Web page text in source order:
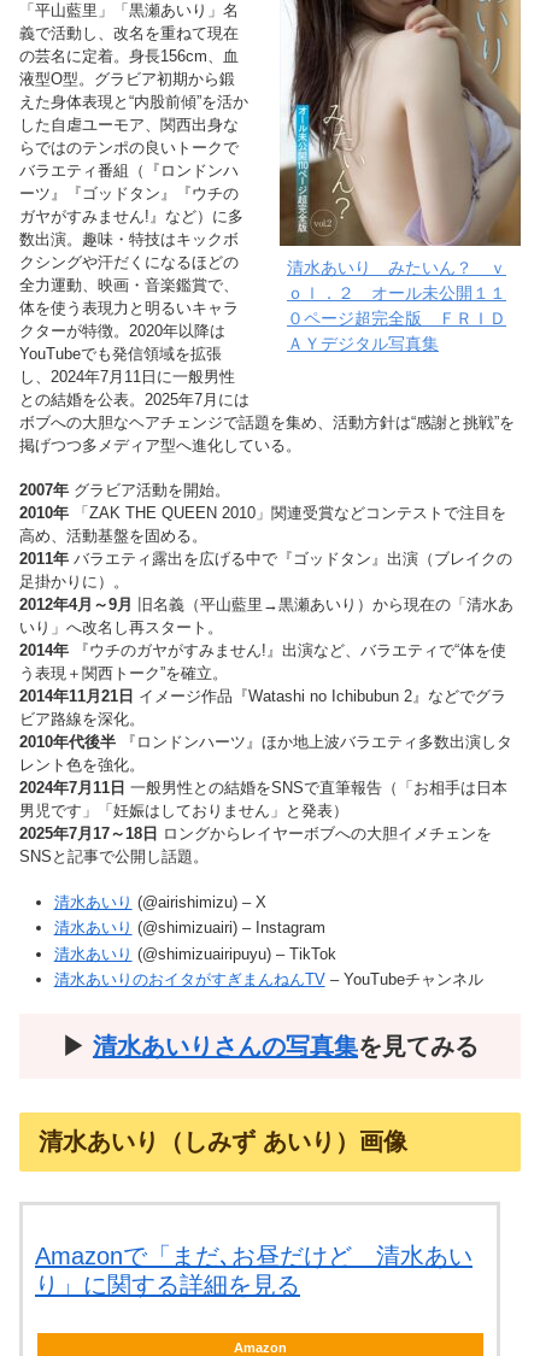
清水あいり みたいん？ ｖ
ｏｌ．２ オール未公開１１
０ページ超完全版 ＦＲＩＤ
ＡＹデジタル写真集
「平山藍里」「黒瀬あいり」名
義で活動し、改名を重ねて現在
の芸名に定着。身長156cm、血
液型O型。グラビア初期から鍛
えた身体表現と“内股前傾”を活か
した自虐ユーモア、関西出身な
らではのテンポの良いトークで
バラエティ番組（『ロンドンハ
ーツ』『ゴッドタン』『ウチの
ガヤがすみません!』など）に多
数出演。趣味・特技はキックボ
クシングや汗だくになるほどの
全力運動、映画・音楽鑑賞で、
体を使う表現力と明るいキャラ
クターが特徴。2020年以降は
YouTubeでも発信領域を拡張
し、2024年7月11日に一般男性
との結婚を公表。2025年7月には
ボブへの大胆なヘアチェンジで話題を集め、活動方針は“感謝と挑戦”を
掲げつつ多メディア型へ進化している。
2007年 グラビア活動を開始。
2010年 「ZAK THE QUEEN 2010」関連受賞などコンテストで注目を
高め、活動基盤を固める。
2011年 バラエティ露出を広げる中で『ゴッドタン』出演（ブレイクの
足掛かりに）。
2012年4月～9月
旧名義（平山藍里→黒瀬あいり）から現在の「清水あ
いり」へ改名し再スタート。
2014年 『ウチのガヤがすみません!』出演など、バラエティで“体を使
う表現＋関西トーク”を確立。
2014年11月21日 イメージ作品『Watashi no Ichibubun 2』などでグラ
ビア路線を深化。
2010年代後半 『ロンドンハーツ』ほか地上波バラエティ多数出演しタ
レント色を強化。
2024年7月11日 一般男性との結婚をSNSで直筆報告（「お相手は日本
男児です」「妊娠はしておりません」と発表）
2025年7月17～18日 ロングからレイヤーボブへの大胆イメチェンを
SNSと記事で公開し話題。
清水あいり (@airishimizu) – X
清水あいり (@shimizuairi) – Instagram
清水あいり (@shimizuairipuyu) – TikTok
清水あいりのおイタがすぎまんねんTV– YouTubeチャンネル
▶︎ 清水あいりさんの写真集を見てみる
清水あいり（しみず あいり）画像
Amazonで「まだ､お昼だけど 清水あい
り」に関する詳細を見る
Amazon